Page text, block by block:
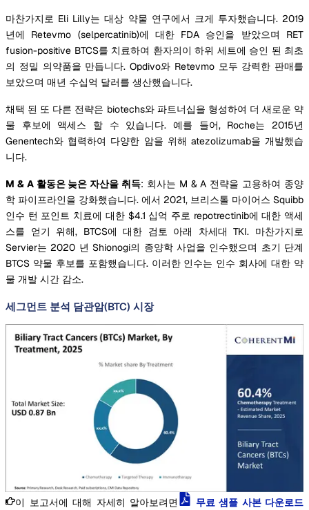
마찬가지로 Eli Lilly는 대상 약물 연구에서 크게 투자했습니다. 2019
년에 Retevmo (selpercatinib)에 대한 FDA 승인을 받았으며 RET
fusion-positive BTCS를 치료하여 환자의이 하위 세트에 승인 된 최초
의 정밀 의약품을 만듭니다. Opdivo와 Retevmo 모두 강력한 판매를
보았으며 매년 수십억 달러를 생산했습니다.
채택 된 또 다른 전략은 biotechs와 파트너십을 형성하여 더 새로운 약
물 후보에 액세스 할 수 있습니다. 예를 들어, Roche는 2015년
Genentech와 협력하여 다양한 암을 위해 atezolizumab을 개발했습
니다.
M & A 활동은 늦은 자산을 취득: 회사는 M & A 전략을 고용하여 종양
학 파이프라인을 강화했습니다. 에서 2021, 브리스톨 마이어스 Squibb
인수 턴 포인트 치료에 대한 $4.1 십억 주로 repotrectinib에 대한 액세
스를 얻기 위해, BTCS에 대한 검토 아래 차세대 TKI. 마찬가지로
Servier는 2020 년 Shionogi의 종양학 사업을 인수했으며 초기 단계
BTCS 약물 후보를 포함했습니다. 이러한 인수는 인수 회사에 대한 약
물 개발 시간 감소.
세그먼트 분석 담관암(BTC) 시장
이 보고서에 대해 자세히 알아보려면 무료 샘플 사본 다운로드